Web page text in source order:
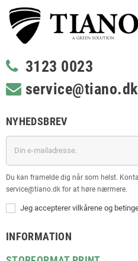
3123 0023
service@tiano.dk
NYHEDSBREV
Du kan framelde dig når som helst.
service@tiano.dk for at høre nærmere.
Jeg accepterer vilkårene og
INFORMATION